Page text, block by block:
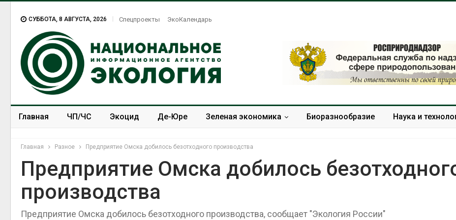
СУББОТА, 8 АВГУСТА, 2026 Спецпроекты ЭкоКалендарь
Главная ЧП/ЧС Экоцид Де-Юре Зеленая экономика Биоразнообразие Наука и
Главная Разное Предприятие Омска добилось безотходного производства
Предприятие Омска добилось
производства
Предприятие Омска добилось безотходного производства, сообщает "Экология России"
переживать жару